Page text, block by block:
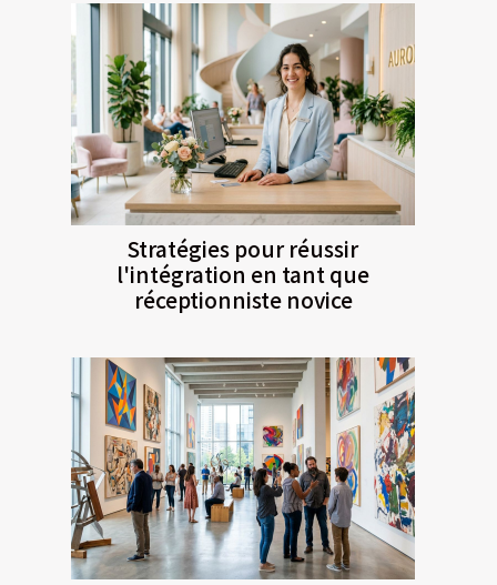
Stratégies pour réussir
l'intégration en tant que
réceptionniste novice